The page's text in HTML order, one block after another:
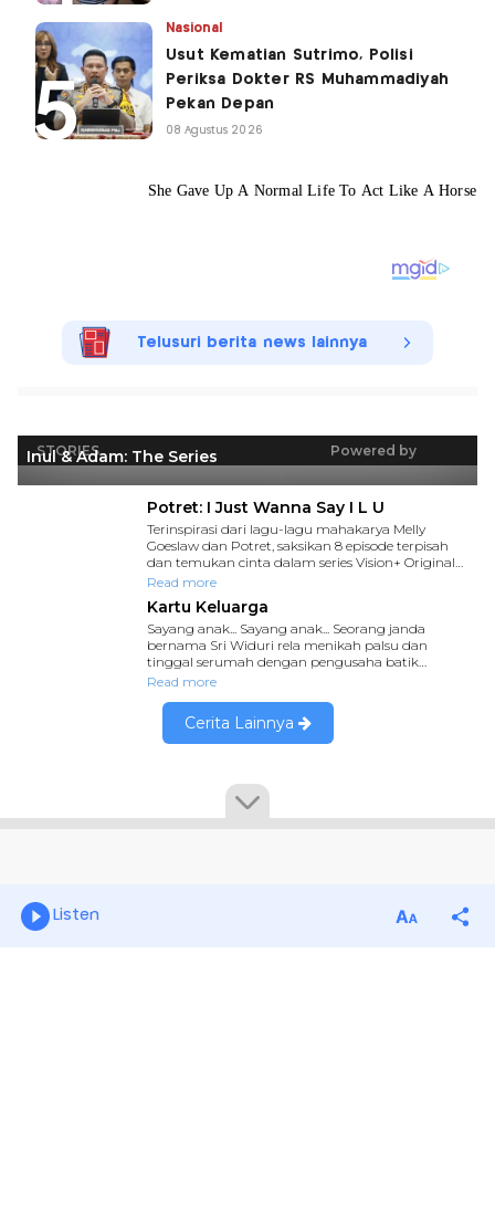
Nasional
Usut Kematian Sutrimo, Polisi
Periksa Dokter RS Muhammadiyah
Pekan Depan
08 Agustus 2026
Telusuri berita news lainnya
Listen